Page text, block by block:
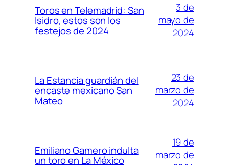
Toros en Telemadrid: San
Isidro, estos son los
festejos de 2024
3 de
mayo de
2024
La Estancia guardián del
encaste mexicano San
Mateo
23 de
marzo de
2024
Emiliano Gamero indulta
un toro en La México
19 de
marzo de